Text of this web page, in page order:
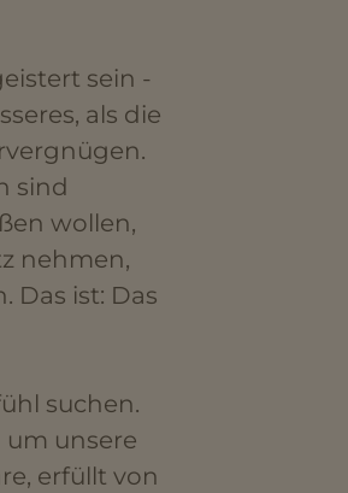
sein -
als die
sind
wollen,
nehmen,
Das ist: Das
suchen.
um unsere
erfüllt von